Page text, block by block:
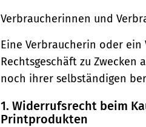
Verbraucherinnen und
Eine Verbraucherin oder
Rechtsgeschäft zu
noch ihrer selbständigen
1. Widerrufsrecht beim
Printprodukten